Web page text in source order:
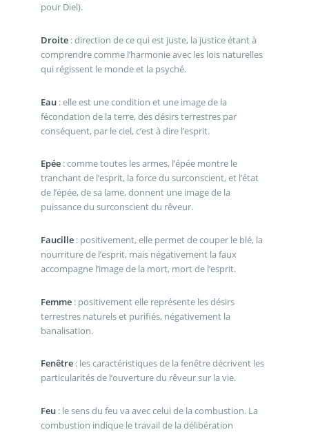
pour Diel).
Droite: direction de ce qui est juste, la justice étant à
comprendre comme l’harmonie avec les lois naturelles
qui régissent le monde et la psyché.
Eau: elle est une condition et une image de la
fécondation de la terre, des désirs terrestres par
conséquent, par le ciel, c’est à dire l’esprit.
Epée: comme toutes les armes, l’épée montre le
tranchant de l’esprit, la force du surconscient, et l’état
de l’épée, de sa lame, donnent une image de la
puissance du surconscient du rêveur.
Faucille: positivement, elle permet de couper le blé, la
nourriture de l’esprit, mais négativement la faux
accompagne l’image de la mort, mort de l’esprit.
Femme: positivement elle représente les désirs
terrestres naturels et purifiés, négativement la
banalisation.
Fenêtre: les caractéristiques de la fenêtre décrivent les
particularités de l’ouverture du rêveur sur la vie.
Feu: le sens du feu va avec celui de la combustion. La
combustion indique le travail de la délibération